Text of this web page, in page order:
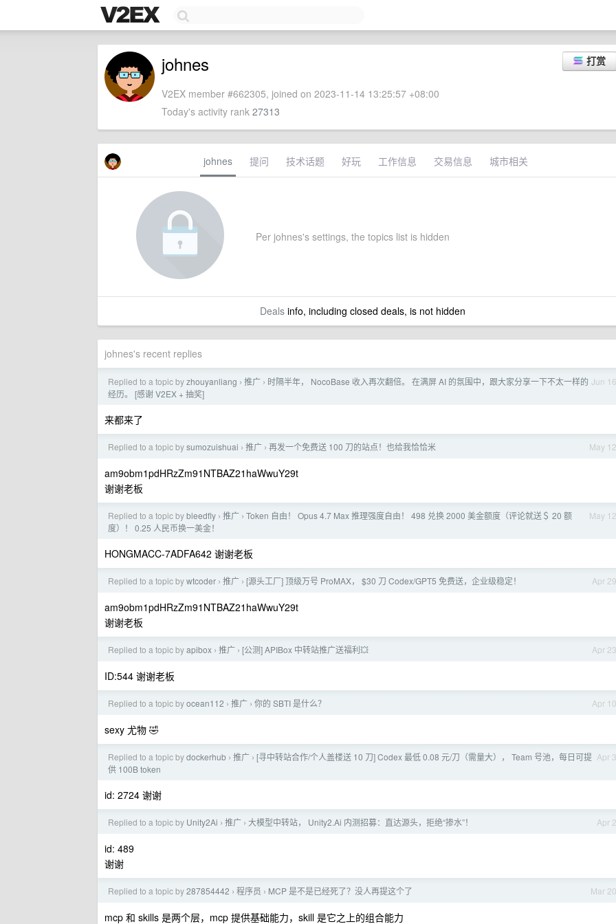
打赏
johnes
V2EX member #662305, joined on 2023-11-14 13:25:57 +08:00
Today's activity rank 27313
johnes 提问 技术话题 好玩 工作信息 交易信息 城市相关
Per johnes's settings, the topics list is hidden
Dealsinfo, including closed deals, is not hidden
johnes's recent replies
Jun 16
Replied to a topic byzhouyanliang › 推广 › 时隔半年， NocoBase 收入再次翻倍。 在满屏 AI 的氛围中，跟大家分享一下不太一样的
经历。 [感谢 V2EX + 抽奖]
来都来了
May 12
Replied to a topic bysumozuishuai › 推广 › 再发一个免费送 100 刀的站点！也给我恰恰米
am9obm1pdHRzZm91NTBAZ21haWwuY29t
谢谢老板
May 12
Replied to a topic bybleedfly › 推广 › Token 自由！ Opus 4.7 Max 推理强度自由！ 498 兑换 2000 美金额度（评论就送＄ 20 额
度）！ 0.25 人民币换一美金！
HONGMACC-7ADFA642 谢谢老板
Apr 29
Replied to a topic bywtcoder › 推广 › [源头工厂] 顶级万号 ProMAX， $30 刀 Codex/GPT5 免费送，企业级稳定！
am9obm1pdHRzZm91NTBAZ21haWwuY29t
谢谢老板
Apr 23
Replied to a topic byapibox › 推广 › [公测] APIBox 中转站推广送福利💥
ID:544 谢谢老板
Apr 10
Replied to a topic byocean112 › 推广 › 你的 SBTI 是什么？
sexy 尤物 🤣
Apr 3
Replied to a topic bydockerhub › 推广 › [寻中转站合作/个人盖楼送 10 刀] Codex 最低 0.08 元/刀（需量大）， Team 号池，每日可提
供 100B token
id: 2724 谢谢
Apr 2
Replied to a topic by Unity2Ai › 推广 › 大模型中转站， Unity2.Ai 内测招募：直达源头，拒绝“掺水”！
id: 489
谢谢
Mar 20
Replied to a topic by287854442 › 程序员 › MCP 是不是已经死了？没人再提这个了
mcp 和 skills 是两个层，mcp 提供基础能力，skill 是它之上的组合能力